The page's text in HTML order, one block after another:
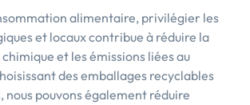
alimentaire, privilégier les
et locaux contribue à réduire la
et les émissions liées au
des emballages recyclables
nous pouvons également réduire